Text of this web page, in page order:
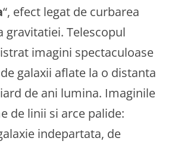
“, efect legat de curbarea
Telescopul
imagini spectaculoase
galaxii aflate la o distanta
de ani lumina. Imaginile
de linii si arce palide:
indepartata, de